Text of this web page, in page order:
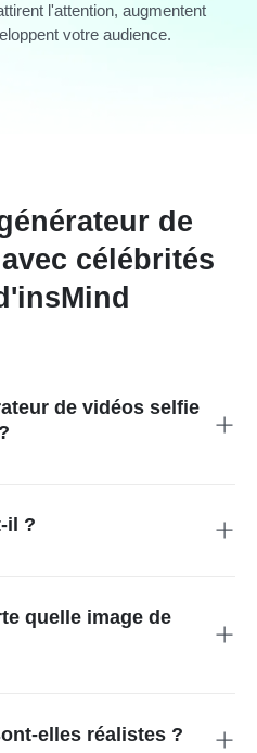
l'attention, augmentent
votre audience.
de
célébrités
de vidéos selfie
il ?
quelle image de
elles réalistes ?